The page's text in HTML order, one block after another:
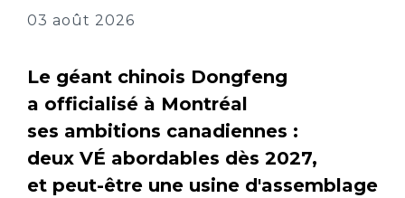
03 août 2026
Le géant chinois Dongfeng
a officialisé à Montréal
ses ambitions canadiennes :
deux VÉ abordables dès 2027,
et peut-être une usine d'assemblage